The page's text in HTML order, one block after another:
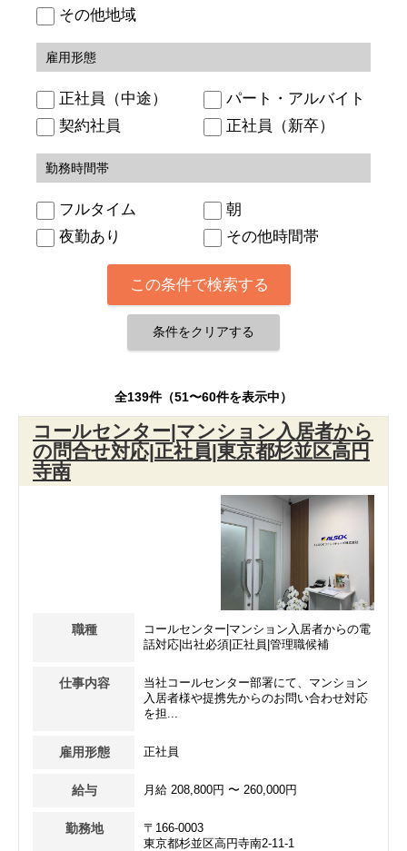
その他地域
雇用形態
正社員（中途）
パート・アルバイト
契約社員
正社員（新卒）
勤務時間帯
フルタイム
朝
夜勤あり
その他時間帯
全139件（51〜60件を表示中）
コールセンター|マンション入居者から
の問合せ対応|正社員|東京都杉並区高円
寺南
職種
コールセンター|マンション入居者からの電
話対応|出社必須|正社員|管理職候補
仕事内容
当社コールセンター部署にて、マンション
入居者様や提携先からのお問い合わせ対応
を担...
雇用形態 正社員
給与 月給 208,800円 〜 260,000円
勤務地
〒166-0003
東京都杉並区高円寺南2-11-1